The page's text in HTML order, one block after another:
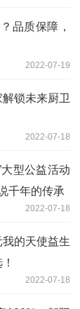
品质保障，
2022-07-19
锁未来厨卫
2022-07-18
型公益活动
千年的传承
2022-07-18
的天使益生
2022-07-18